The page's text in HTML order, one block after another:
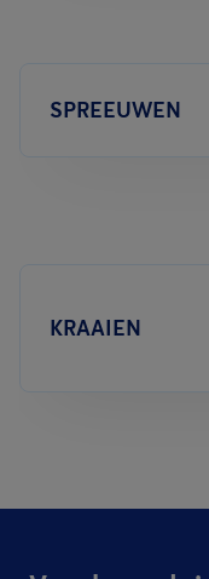
SPREEUWEN
KRAAIEN